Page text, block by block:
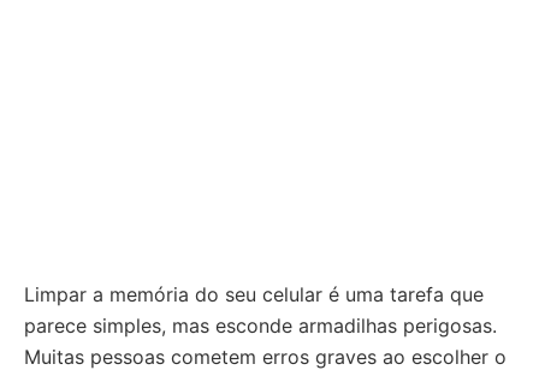
Limpar a memória do seu celular é uma tarefa que
parece simples, mas esconde armadilhas perigosas.
Muitas pessoas cometem erros graves ao escolher o